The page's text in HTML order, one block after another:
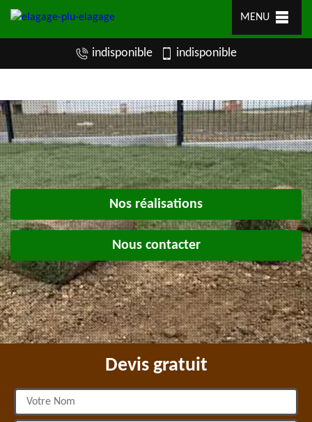
MENU
indisponible indisponible
Nos réalisations
Nous contacter
Devis gratuit